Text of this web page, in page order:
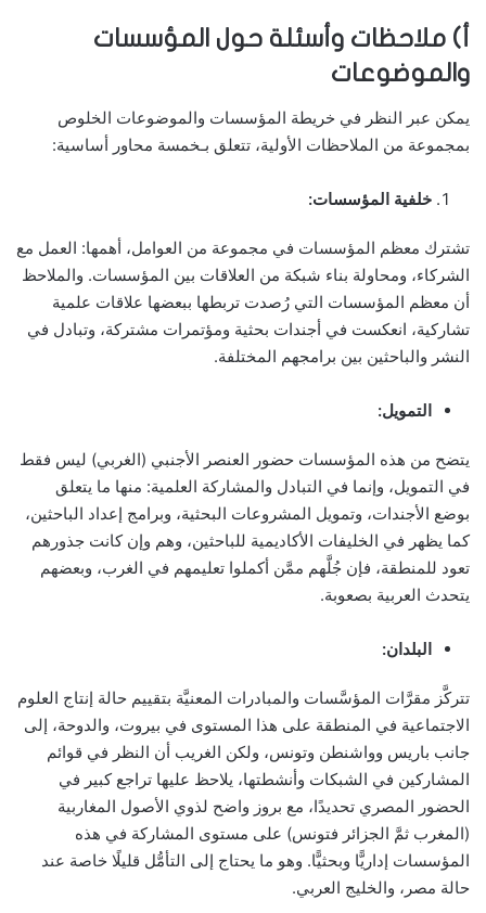
أ‌) ملاحظات وأسئلة حول المؤسسات
والموضوعات
يمكن عبر النظر في خريطة المؤسسات والموضوعات الخلوص
بمجموعة من الملاحظات الأولية، تتعلق بـخمسة محاور أساسية:
خلفية المؤسسات:
تشترك معظم المؤسسات في مجموعة من العوامل، أهمها: العمل مع
الشركاء، ومحاولة بناء شبكة من العلاقات بين المؤسسات. والملاحظ
أن معظم المؤسسات التي رُصدت تربطها ببعضها علاقات علمية
تشاركية، انعكست في أجندات بحثية ومؤتمرات مشتركة، وتبادل في
النشر والباحثين بين برامجهم المختلفة.
التمويل:
يتضح من هذه المؤسسات حضور العنصر الأجنبي (الغربي) ليس فقط
في التمويل، وإنما في التبادل والمشاركة العلمية: منها ما يتعلق
بوضع الأجندات، وتمويل المشروعات البحثية، وبرامج إعداد الباحثين،
كما يظهر في الخليفات الأكاديمية للباحثين، وهم وإن كانت جذورهم
تعود للمنطقة، فإن جُلَّهم ممَّن أكملوا تعليمهم في الغرب، وبعضهم
يتحدث العربية بصعوبة.
البلدان:
تتركَّز مقرَّات المؤسَّسات والمبادرات المعنيَّة بتقييم حالة إنتاج العلوم
الاجتماعية في المنطقة على هذا المستوى في بيروت، والدوحة، إلى
جانب باريس وواشنطن وتونس، ولكن الغريب أن النظر في قوائم
المشاركين في الشبكات وأنشطتها، يلاحظ عليها تراجع كبير في
الحضور المصري تحديدًا، مع بروز واضح لذوي الأصول المغاربية
(المغرب ثمَّ الجزائر فتونس) على مستوى المشاركة في هذه
المؤسسات إداريًّا وبحثيًّا. وهو ما يحتاج إلى التأمُّل قليلًا خاصة عند
حالة مصر، والخليج العربي.